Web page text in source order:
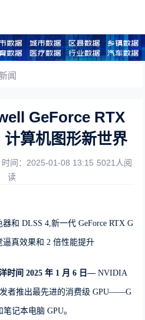
闻
GeForce RTX
算机图形新世界
时间：2025-01-08 13:15 5021人阅
读
和 DLSS 4,新一代 GeForce RTX G
逼真效果和 2 倍性能提升
时间2025 年 1 月6 日—NVIDIA
者推出最先进的消费级 GPU——G
记本电脑 GPU。